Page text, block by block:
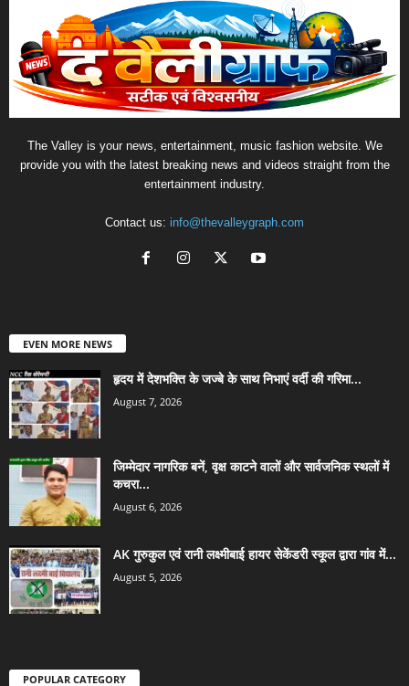
The Valley is your news, entertainment, music fashion website. We
provide you with the latest breaking news and videos straight from the
entertainment industry.
Contact us: info@thevalleygraph.com
EVEN MORE NEWS
हृदय में देशभक्ति के जज्बे के साथ निभाएं वर्दी की गरिमा...
August 7, 2026
जिम्मेदार नागरिक बनें, वृक्ष काटने वालों और सार्वजनिक स्थलों में
कचरा...
August 6, 2026
AK गुरुकुल एवं रानी लक्ष्मीबाई हायर सेकेंडरी स्कूल द्वारा गांव में...
August 5, 2026
POPULAR CATEGORY